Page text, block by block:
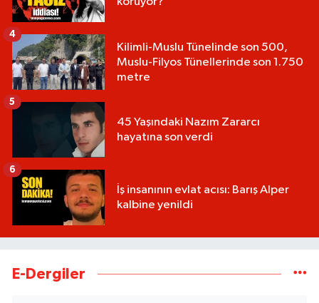
Kilimli-Muslu Tünelinde son 500,
Muslu-Filyos Tünellerinde son 1.750
metre
4
45 Yaşındaki Nazım Zararcı
hayatına son verdi
5
İş insanının evlat acısı: Barış Alper
kalbine yenildi
6
E-Dergiler